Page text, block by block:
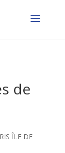
de
ÎLE DE